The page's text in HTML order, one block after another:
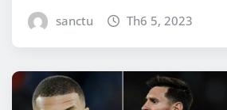
sanctu Th6 5, 2023